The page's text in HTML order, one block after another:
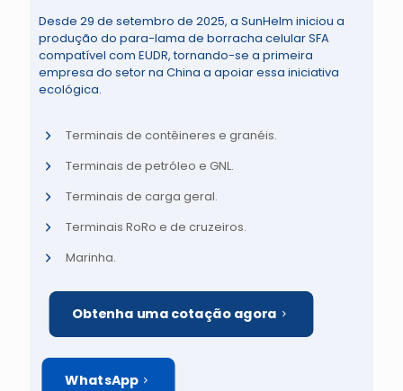
Desde 29 de setembro de 2025, a SunHelm iniciou a
produção do para-lama de borracha celular SFA
compatível com EUDR, tornando-se a primeira
empresa do setor na China a apoiar essa iniciativa
ecológica.
Terminais de contêineres e granéis.
Terminais de petróleo e GNL.
Terminais de carga geral.
Terminais RoRo e de cruzeiros.
Marinha.
Obtenha uma cotação agora
WhatsApp